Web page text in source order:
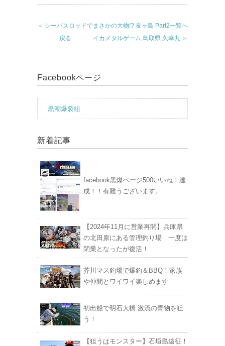
＜ シーバスロッドでまさかの大物!? 友ヶ島 Part2一覧へ
戻る
イカメタルゲーム 鳥取県 久幸丸 ＞
Facebookページ
黒潮爆裂組
新着記事
facebook黒爆ページ500いいね！達
成！！有難うございます。
【2024年11月に営業再開】兵庫県
の北田原にある管理釣り場 一度は
閉業となったが復活！
芥川マス釣場で爆釣＆BBQ！家族
や仲間とワイワイ楽しめます
初出船で明石大橋 激流の青物を狙
う！
【狙うはモンスター】石垣島遠征！